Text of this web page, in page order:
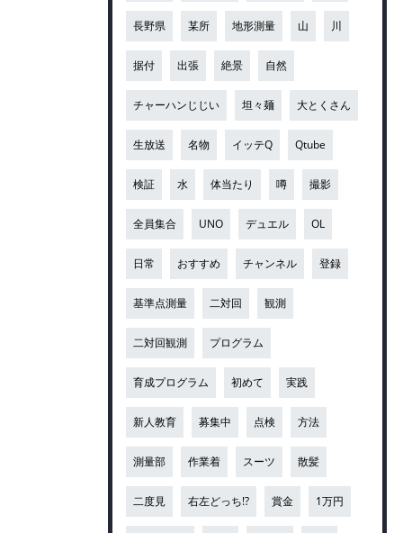
長野県 某所 地形測量 山 川
据付 出張 絶景 自然
チャーハンじじい 坦々麺 大とくさん
生放送 名物 イッテQ Qtube
検証 水 体当たり 噂 撮影
全員集合 UNO デュエル OL
日常 おすすめ チャンネル 登録
基準点測量 二対回 観測
二対回観測 プログラム
育成プログラム 初めて 実践
新人教育 募集中 点検 方法
測量部 作業着 スーツ 散髪
二度見 右左どっち!? 賞金 1万円